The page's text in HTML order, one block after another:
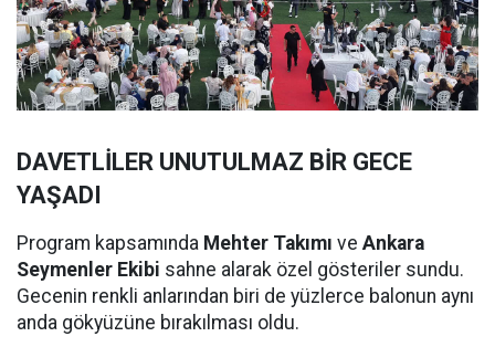
DAVETLİLER UNUTULMAZ BİR GECE
YAŞADI
Program kapsamında Mehter Takımı ve Ankara
Seymenler Ekibi sahne alarak özel gösteriler sundu.
Gecenin renkli anlarından biri de yüzlerce balonun aynı
anda gökyüzüne bırakılması oldu.